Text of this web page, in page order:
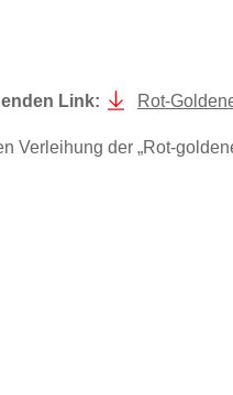
Link: Rot-
Verleihung der „Rot-